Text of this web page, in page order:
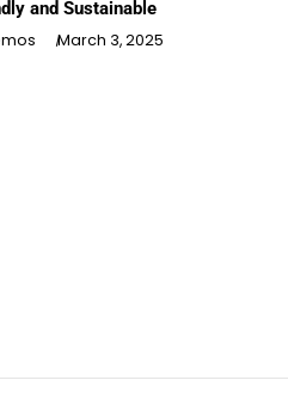
and Sustainable
March 3, 2025